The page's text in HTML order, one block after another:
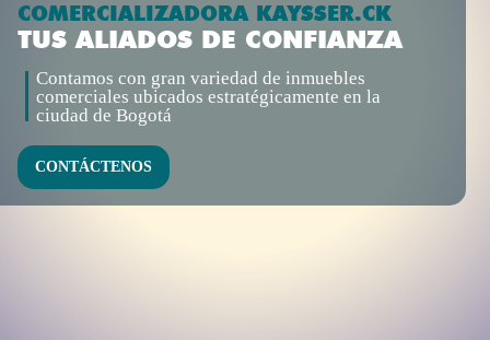
COMERCIALIZADORA KAYSSER.CK
TUS ALIADOS DE CONFIANZA
Contamos con gran variedad de inmuebles
comerciales ubicados estratégicamente en la
ciudad de Bogotá
CONTÁCTENOS